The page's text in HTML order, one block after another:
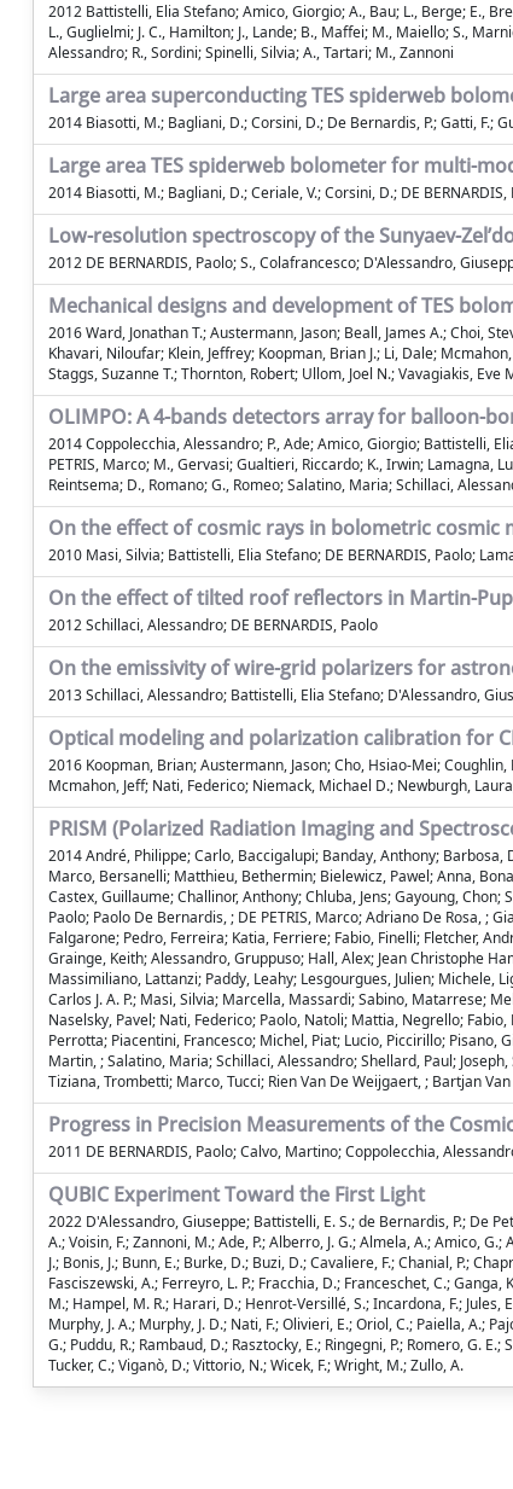
2012 Battistelli, Elia Stefano; Amico, Giorgio; A., Bau; L., Berge; E.,
L., Guglielmi; J. C., Hamilton; J., Lande; B., Maffei; M., Maiello; S.,
Alessandro; R., Sordini; Spinelli, Silvia; A., Tartari; M., Zannoni
Large area superconducting TES spiderweb
2014 Biasotti, M.; Bagliani, D.; Corsini, D.; De Bernardis, P.; Gatti, F.;
Large area TES spiderweb bolometer for multi-
2014 Biasotti, M.; Bagliani, D.; Ceriale, V.; Corsini, D.; DE
Low-resolution spectroscopy of the Sunyaev-
2012 DE BERNARDIS, Paolo; S., Colafrancesco; D'Alessandro,
Mechanical designs and development of TES
2016 Ward, Jonathan T.; Austermann, Jason; Beall, James A.; Choi,
Khavari, Niloufar; Klein, Jeffrey; Koopman, Brian J.; Li, Dale;
Staggs, Suzanne T.; Thornton, Robert; Ullom, Joel N.; Vavagiakis, Eve
OLIMPO: A 4-bands detectors array for balloon-
2014 Coppolecchia, Alessandro; P., Ade; Amico, Giorgio; Battistelli,
PETRIS, Marco; M., Gervasi; Gualtieri, Riccardo; K., Irwin; Lamagna,
Reintsema; D., Romano; G., Romeo; Salatino, Maria; Schillaci,
On the effect of cosmic rays in bolometric
2010 Masi, Silvia; Battistelli, Elia Stefano; DE BERNARDIS, Paolo;
On the effect of tilted roof reflectors in Martin-
2012 Schillaci, Alessandro; DE BERNARDIS, Paolo
On the emissivity of wire-grid polarizers for
2013 Schillaci, Alessandro; Battistelli, Elia Stefano; D'Alessandro,
Optical modeling and polarization calibration for
2016 Koopman, Brian; Austermann, Jason; Cho, Hsiao-Mei;
Mcmahon, Jeff; Nati, Federico; Niemack, Michael D.; Newburgh,
PRISM (Polarized Radiation Imaging and
2014 André, Philippe; Carlo, Baccigalupi; Banday, Anthony;
Marco, Bersanelli; Matthieu, Bethermin; Bielewicz, Pawel; Anna,
Castex, Guillaume; Challinor, Anthony; Chluba, Jens; Gayoung,
Paolo; Paolo De Bernardis, ; DE PETRIS, Marco; Adriano De Rosa, ;
Falgarone; Pedro, Ferreira; Katia, Ferriere; Fabio, Finelli; Fletcher,
Grainge, Keith; Alessandro, Gruppuso; Hall, Alex; Jean Christophe
Massimiliano, Lattanzi; Paddy, Leahy; Lesgourgues, Julien; Michele,
Carlos J. A. P.; Masi, Silvia; Marcella, Massardi; Sabino, Matarrese;
Naselsky, Pavel; Nati, Federico; Paolo, Natoli; Mattia, Negrello;
Perrotta; Piacentini, Francesco; Michel, Piat; Lucio, Piccirillo; Pisano,
Martin, ; Salatino, Maria; Schillaci, Alessandro; Shellard, Paul;
Tiziana, Trombetti; Marco, Tucci; Rien Van De Weijgaert, ; Bartjan
Progress in Precision Measurements of the
2011 DE BERNARDIS, Paolo; Calvo, Martino; Coppolecchia,
QUBIC Experiment Toward the First Light
2022 D'Alessandro, Giuseppe; Battistelli, E. S.; de Bernardis, P.; De
A.; Voisin, F.; Zannoni, M.; Ade, P.; Alberro, J. G.; Almela, A.; Amico,
J.; Bonis, J.; Bunn, E.; Burke, D.; Buzi, D.; Cavaliere, F.; Chanial, P.;
Fasciszewski, A.; Ferreyro, L. P.; Fracchia, D.; Franceschet, C.;
M.; Hampel, M. R.; Harari, D.; Henrot-Versillé, S.; Incardona, F.;
Murphy, J. A.; Murphy, J. D.; Nati, F.; Olivieri, E.; Oriol, C.; Paiella, A.;
G.; Puddu, R.; Rambaud, D.; Rasztocky, E.; Ringegni, P.; Romero, G.
Tucker, C.; Viganò, D.; Vittorio, N.; Wicek, F.; Wright, M.; Zullo, A.